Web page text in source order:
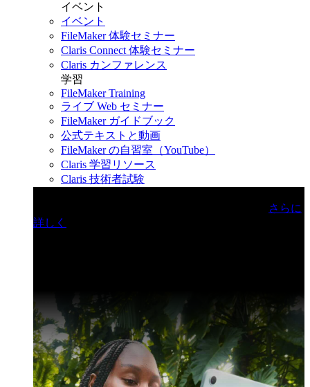
イベント
イベント
FileMaker 体験セミナー
Claris Connect 体験セミナー
Claris カンファレンス
学習
FileMaker Training
ライブ Web セミナー
FileMaker ガイドブック
公式テキストと動画
FileMaker の自習室（YouTube）
Claris 学習リソース
Claris 技術者試験
さらに
詳しく